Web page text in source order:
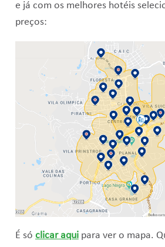
e já com os melhores hotéis
preços:
É só clicar aquipara ver o mapa.